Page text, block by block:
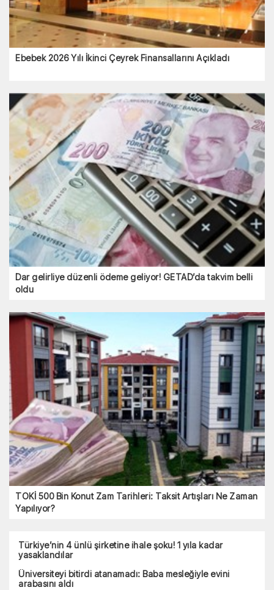
Ebebek 2026 Yılı İkinci Çeyrek Finansallarını Açıkladı
Dar gelirliye düzenli ödeme geliyor! GETAD’da takvim belli
oldu
TOKİ 500 Bin Konut Zam Tarihleri: Taksit Artışları Ne Zaman
Yapılıyor?
Türkiye’nin 4 ünlü şirketine ihale şoku! 1 yıla kadar
yasaklandılar
Üniversiteyi bitirdi atanamadı: Baba mesleğiyle evini
arabasını aldı